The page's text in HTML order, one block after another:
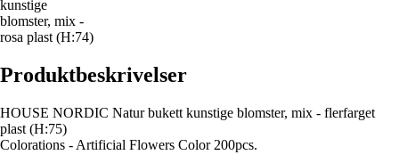
kunstige
blomster, mix -
rosa plast (H:74)
Produktbeskrivelser
HOUSE NORDIC Natur bukett kunstige blomster, mix - flerfarget
plast (H:75)
Colorations - Artificial Flowers Color 200pcs.